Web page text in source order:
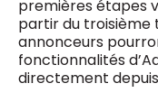
premières étapes
partir du troisième
annonceurs
fonctionnalités
directement